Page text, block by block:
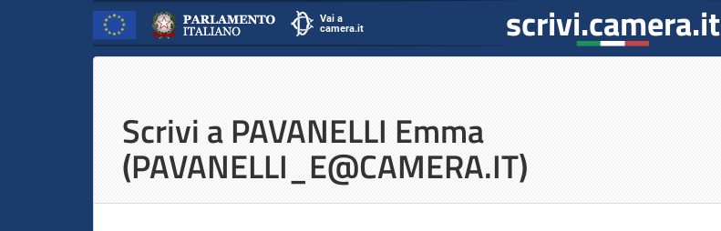
scrivi.camera.it
Vai a
camera.it
scrivi.camera.it
Inizio
Scrivi a PAVANELLI Emma
(PAVANELLI_E@CAMERA.IT)